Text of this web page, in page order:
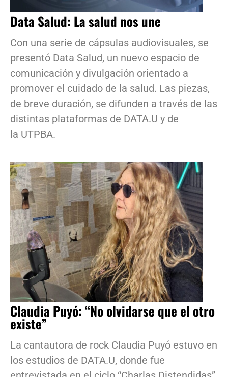
Data Salud: La salud nos une
Con una serie de cápsulas audiovisuales, se
presentó Data Salud, un nuevo espacio de
comunicación y divulgación orientado a
promover el cuidado de la salud. Las piezas,
de breve duración, se difunden a través de las
distintas plataformas de DATA.U y de
la UTPBA.
Claudia Puyó: “No olvidarse que el otro
existe”
La cantautora de rock Claudia Puyó estuvo en
los estudios de DATA.U, donde fue